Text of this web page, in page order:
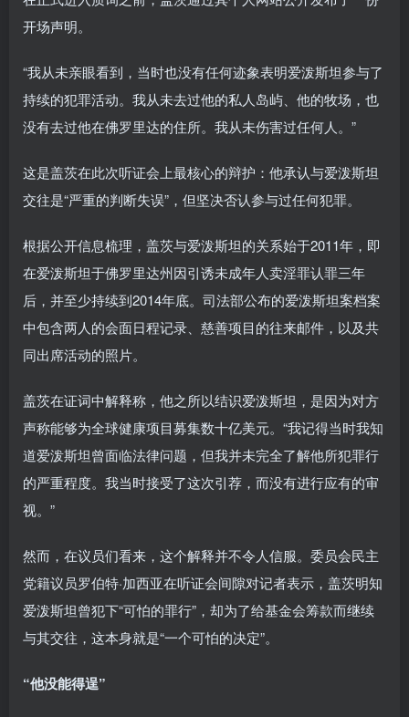
开场声明。
“我从未亲眼看到，当时也没有任何迹象表明爱泼斯坦参与了
持续的犯罪活动。我从未去过他的私人岛屿、他的牧场，也
没有去过他在佛罗里达的住所。我从未伤害过任何人。”
这是盖茨在此次听证会上最核心的辩护：他承认与爱泼斯坦
交往是“严重的判断失误”，但坚决否认参与过任何犯罪。
根据公开信息梳理，盖茨与爱泼斯坦的关系始于2011年，即
在爱泼斯坦于佛罗里达州因引诱未成年人卖淫罪认罪三年
后，并至少持续到2014年底。司法部公布的爱泼斯坦案档案
中包含两人的会面日程记录、慈善项目的往来邮件，以及共
同出席活动的照片。
盖茨在证词中解释称，他之所以结识爱泼斯坦，是因为对方
声称能够为全球健康项目募集数十亿美元。“我记得当时我知
道爱泼斯坦曾面临法律问题，但我并未完全了解他所犯罪行
的严重程度。我当时接受了这次引荐，而没有进行应有的审
视。”
然而，在议员们看来，这个解释并不令人信服。委员会民主
党籍议员罗伯特·加西亚在听证会间隙对记者表示，盖茨明知
爱泼斯坦曾犯下“可怕的罪行”，却为了给基金会筹款而继续
与其交往，这本身就是“一个可怕的决定”。
“他没能得逞”